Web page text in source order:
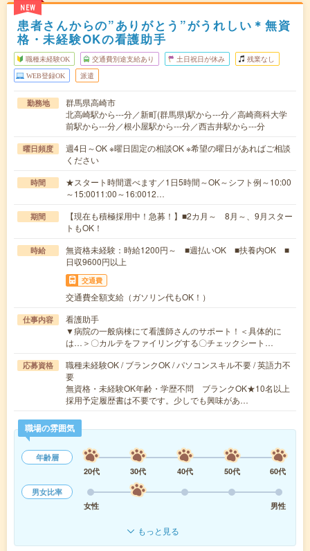
NEW
患者さんからの”ありがとう”がうれしい＊無資
格・未経験OKの看護助手
職種未経験OK 交通費別途支給あり 土日祝日が休み 残業なし
WEB登録OK 派遣
勤務地
群馬県高崎市
北高崎駅から---分／新町(群馬県)駅から---分／高崎商科大学
前駅から---分／根小屋駅から---分／西吉井駅から---分
曜日頻度
週4日～OK ※曜日固定の相談OK ※希望の曜日があればご相談
ください
時間
★スタート時間選べます／1日5時間～OK～シフト例～10:00
～15:0011:00～16:0012…
期間
【現在も積極採用中！急募！】■2カ月～ 8月～、9月スター
トもOK！
時給
無資格未経験：時給1200円～ ■週払いOK ■扶養内OK ■
日収9600円以上
交通費
交通費全額支給（ガソリン代もOK！）
仕事内容
看護助手
▼病院の一般病棟にて看護師さんのサポート！＜具体的に
は…＞〇カルテをファイリングする〇チェックシート…
応募資格
職種未経験OK / ブランクOK / パソコンスキル不要 / 英語力不
要
無資格・未経験OK年齢・学歴不問 ブランクOK★10名以上
採用予定履歴書は不要です。少しでも興味があ…
職場の雰囲気
年齢層
20代
30代 40代 50代
60代
男女比率
女性
男性
もっと見る